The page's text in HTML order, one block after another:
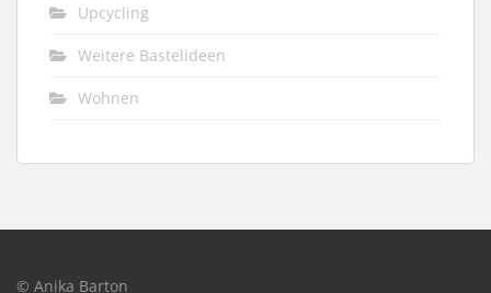
Upcycling
Weitere Bastelideen
Wohnen
© Anika Barton